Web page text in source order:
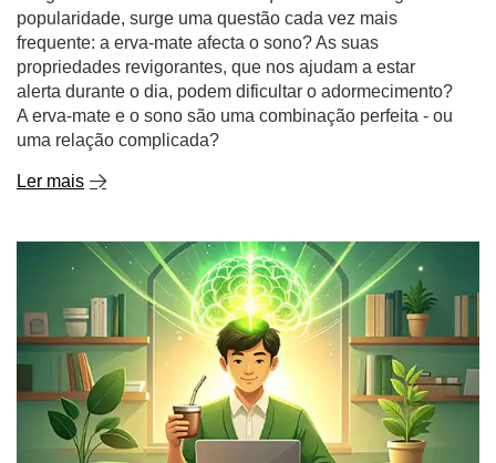
A erva-mate e o sono são uma combinação perfeita - ou
uma relação complicada?
Ler mais
Erva-mate e concentração - como funciona e porque